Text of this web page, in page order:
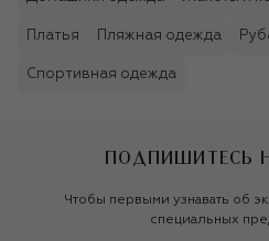
Платья Пляжная одежда
Спортивная одежда
ПОДПИШИТЕСЬ
Чтобы первыми узнавать об
специальных